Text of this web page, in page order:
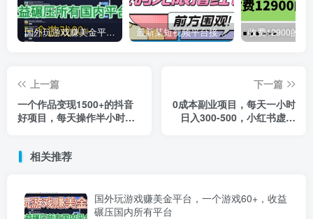
国外玩游戏赚美金平台，一个游戏60+，收益碾压国内所有平台 最新某短视频平台接码看广告，无限撸1.3元项目【软件+详细操作教程】
上一篇
一个作品变现1500+的抖音
好项目，每天操作半小时，
下一篇
0成本副业项目，每天一小时
日入300-500，小红书虚拟
相关推荐
国外玩游戏赚美金平台，一个游戏60+，收益
碾压国内所有平台